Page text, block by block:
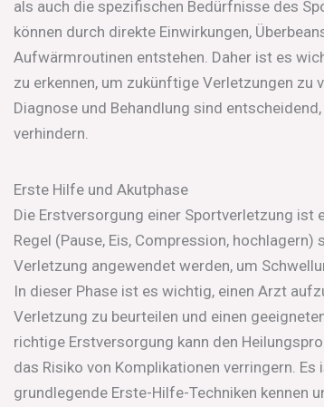
als auch die spezifischen Bedürfnisse des
können durch direkte Einwirkungen,
Aufwärmroutinen entstehen. Daher ist es
zu erkennen, um zukünftige Verletzungen zu
Diagnose und Behandlung sind
verhindern.
Erste Hilfe und Akutphase
Die Erstversorgung einer Sportverletzung ist
Regel (Pause, Eis, Compression,
Verletzung angewendet werden, um
In dieser Phase ist es wichtig, einen Arzt
Verletzung zu beurteilen und einen
richtige Erstversorgung kann den
das Risiko von Komplikationen verringern.
grundlegende Erste-Hilfe-Techniken kennen